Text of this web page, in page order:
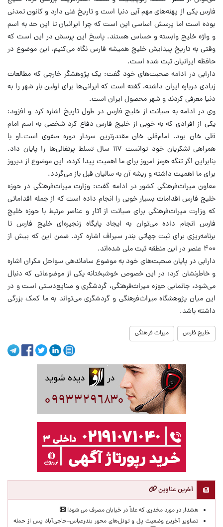
فارس یکی از پهنه‌های مهم آبی دنیا است و تاریخ غنی دارد و کانون تمدنی
بوده است اما پرسش اساسی این است که چرا ایرانیان تا این حد به اسم
و واژه خلیج وابسته و حساس هستند. پاسخ این پرسش در این است که
وقتی به تاریخ پیدایش خلیج همیشه فارس نگاه می‌کنیم، این موضوع در
حافظه ایرانیان ثبت شده است.
دارابی در ادامه صحبت‌های خود گفت: یک پژوهشگر خارجی که مطالعات
زیادی درباره ایران داشته، گفته است که ایرانی‌ها برای اولین بار شهر را به
دنیا معرفی کردند و شهر محصول ایران است.
وی در ادامه به صیانت از خلیج فارس در طول تاریخ اشاره کرد و افزود:
یکی از افرادی که به خوبی از خلیج فارس دفاع کرد شخصی به اسم امام
قلی خان بود. امام‌قلی خان مقتدرترین سردار دوره صفوی است.او با
همراهی لشکریان خود توانست ۱۱۷ سال تسلط پرتغالی‌ها را پایان داد.
بنابراین اگر تنگه هرمز امروز برای ما اهمیت پیدا کرده، این موضوع از دیروز
برای ما اهمیت داشته و ریشه آن به سالیان قبل باز می‌گردد.
معاون میراث‌فرهنگی کشور در ادامه گفت: وزارت میراث‌فرهنگی در حوزه
خلیج فارس اقدامات بسیار خوبی را انجام داده است که از جمله اقداماتی
که وزارت میراث‌فرهنگی برای صیانت از آثار و عناصر مرتبط با حوزه خلیج
فارس انجام داده می‌توان به ایجاد پایگاه زنجیره‌ای خلیج فارس تا
برنامه‌ریزی برای ثبت جهاتی بندر سیراف اشاره کرد. ضمن این که بیش از
۴۰۰ عنصر در این منطقه ثبت ملی شده‌اند.
دارابی در پایان صحبت‌های خود به موضوع ساماندهی سواحل مکران اشاره
و خاطرنشان کرد: در این خصوص خوشبختانه یکی از موضوعاتی که دنبال
می‌شود، جانمایی حوزه میراث‌فرهنگی، گردشگری و صنایع‌دستی است و در
این میان پژوهشگاه میراث‌فرهنگی و گردشگری می‌تواند به ما کمک بزرگی
داشته باشد.
خلیج فارس میراث فرهنگی
آخرین عناوین
هشدار در مورد مخدری که علناً در خیابان مصرف می شود!
تصاویر آخرین وضعیت پل و تونل‌های محور بندرعباس–حاجی‌آباد پس از حمله